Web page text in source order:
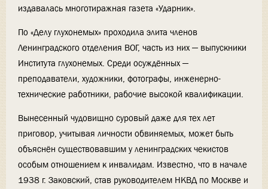
издавалась многотиражная газета «Ударник».
По «Делу глухонемых» проходила элита членов
Ленинградского отделения ВОГ, часть из них — выпускники
Института глухонемых. Среди осуждённых —
преподаватели, художники, фотографы, инженерно-
технические работники, рабочие высокой квалификации.
Вынесенный чудовищно суровый даже для тех лет
приговор, учитывая личности обвиняемых, может быть
объяснён существовавшим у ленинградских чекистов
особым отношением к инвалидам. Известно, что в начале
1938 г. Заковский, став руководителем НКВД по Москве и